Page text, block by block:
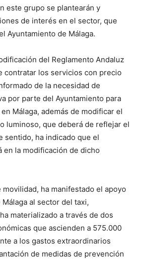
este grupo se plantearán y
de interés en el sector, que
Ayuntamiento de Málaga.
del Reglamento Andaluz
contratar los servicios con precio
de la necesidad de
por parte del Ayuntamiento para
Málaga, además de modificar el
luminoso, que deberá de reflejar el
sentido, ha indicado que el
en la modificación de dicho
ha manifestado el apoyo
al sector del taxi,
materializado a través de dos
que ascienden a 575.000
a los gastos extraordinarios
de medidas de prevención